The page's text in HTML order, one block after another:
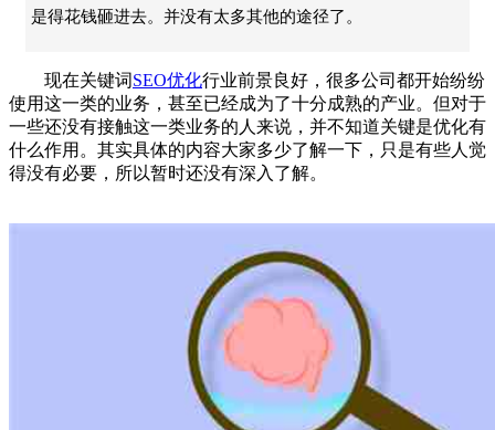
是得花钱砸进去。并没有太多其他的途径了。
现在关键词SEO优化行业前景良好，很多公司都开始纷纷
使用这一类的业务，甚至已经成为了十分成熟的产业。但对于
一些还没有接触这一类业务的人来说，并不知道关键是优化有
什么作用。其实具体的内容大家多少了解一下，只是有些人觉
得没有必要，所以暂时还没有深入了解。